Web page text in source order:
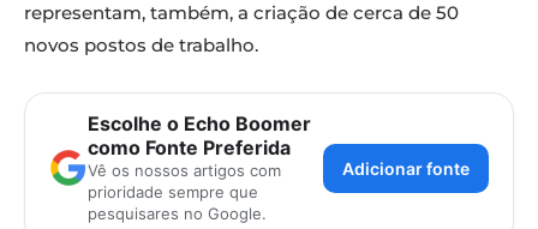
representam, também, a criação de cerca de 50
novos postos de trabalho.
Escolhe o Echo Boomer
como Fonte Preferida
Vê os nossos artigos com
prioridade sempre que
pesquisares no Google.
Adicionar fonte